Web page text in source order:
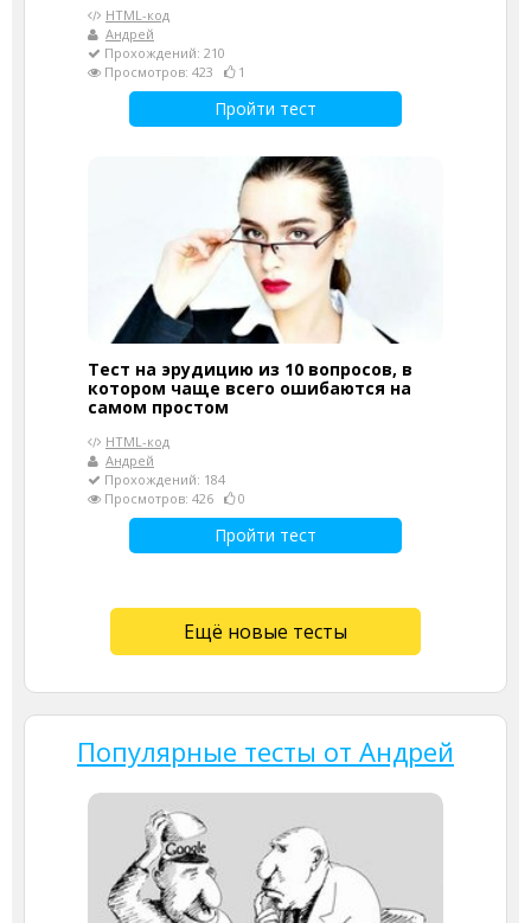
HTML-код
Андрей
Прохождений: 210
Просмотров: 423
1
Пройти тест
Тест на эрудицию из 10 вопросов, в
котором чаще всего ошибаются на
самом простом
HTML-код
Андрей
Прохождений: 184
Просмотров: 426
0
Пройти тест
Ещё новые тесты
Популярные тесты от Андрей